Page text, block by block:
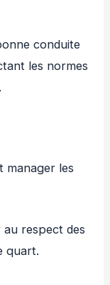
conduite
les normes
manager les
respect des
quart.